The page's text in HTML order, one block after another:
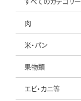
肉
米・パン
果物類
エビ・カニ等